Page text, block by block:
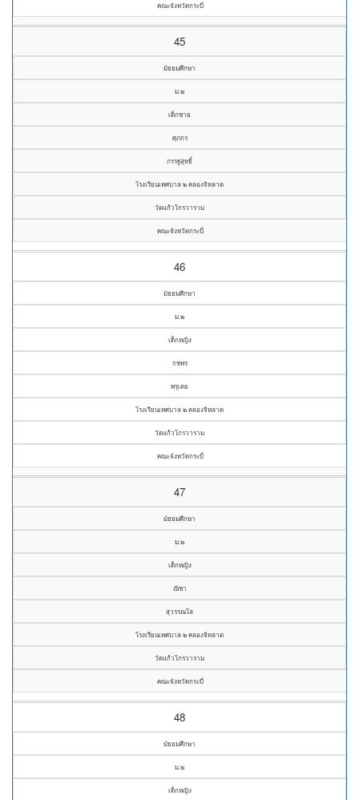
คณะจังหวัดกระบี่
45
มัธยมศึกษา
ม.๒
เด็กชาย
ศุภกร
กรรฐสุทธิ์
โรงเรียนเทศบาล ๒ คลองจิหลาด
วัดแก้วโกรวาราม
คณะจังหวัดกระบี่
46
มัธยมศึกษา
ม.๒
เด็กหญิง
กชพร
พรุเตย
โรงเรียนเทศบาล ๒ คลองจิหลาด
วัดแก้วโกรวาราม
คณะจังหวัดกระบี่
47
มัธยมศึกษา
ม.๒
เด็กหญิง
ณิชา
สุวรรณโล
โรงเรียนเทศบาล ๒ คลองจิหลาด
วัดแก้วโกรวาราม
คณะจังหวัดกระบี่
48
มัธยมศึกษา
ม.๒
เด็กหญิง